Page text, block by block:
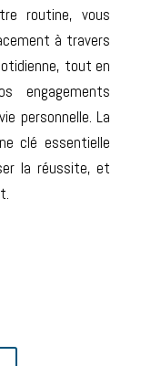
routine, vous
à travers
tout en
engagements
personnelle. La
clé essentielle
la réussite, et